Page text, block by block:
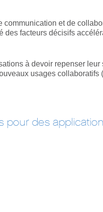
et de
des facteurs décisifs
à devoir repenser
usages
des